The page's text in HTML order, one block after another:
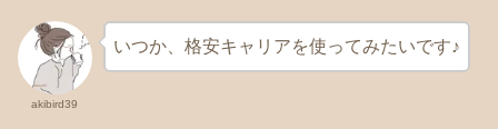
akibird39
いつか、格安キャリアを使ってみたいです♪